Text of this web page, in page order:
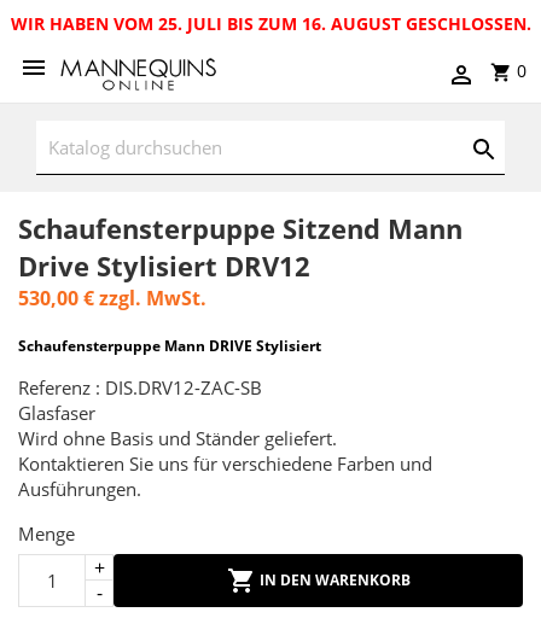
WIR HABEN VOM 25. JULI BIS ZUM 16. AUGUST GESCHLOSSEN.
0
Schaufensterpuppe Sitzend Mann
Drive Stylisiert DRV12
530,00 €zzgl. MwSt.
Schaufensterpuppe Mann DRIVE Stylisiert
Referenz : DIS.DRV12-ZAC-SB
Glasfaser
Wird ohne Basis und Ständer geliefert.
Kontaktieren Sie uns für verschiedene Farben und
Ausführungen.
Menge
IN DEN WARENKORB